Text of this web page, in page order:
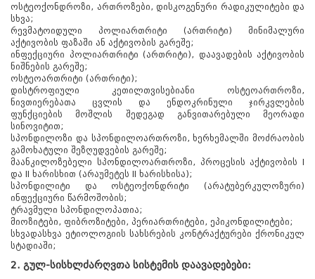
ოსტეოქონდროზი, ართროზები, დისკოგენური რადიკულიტები და
სხვა;
რევმატოიდული პოლიართრიტი (ართრიტი) მინიმალური
აქტივობის ფაზაში ან აქტივობის გარეშე;
ინფექციური პოლიართრიტი (ართრიტი), დაავადების აქტივობის
ნიშნების გარეშე;
ოსტეოართრიტი (ართრიტი);
დისტროფიული კეთილთვისებიანი ოსტეოართროზი,
ნივთიერებათა ცვლის და ენდოკრინული ჯირკვლების
ფუნქციების მოშლის შედეგად განვითარებული მეორადი
სინოვიტით;
სპონდილოზი და სპონდილოართროზი, ხერხემალში მოძრაობის
გამოხატული შეზღუდვების გარეშე;
მაანკილოზებელი სპონდილოართროზი, პროცესის აქტივობის I
და II ხარისხით (არაუმეტეს II ხარისხისა);
სპონდილიტი და ოსტეოქონდრიტი (არატუბერკულოზური)
ინფექციური წარმოშობის;
ტრავმული სპონდილოპათია;
მიოზიტები, ფიბროზიტები, პერიართრიტები, ეპიკონდილიტები;
სხვადასხვა ეტიოლოგიის სახსრების კონტრაქტურები ქრონიკულ
სტადიაში;
2. გულ-სისხლძარღვთა სისტემის დაავადებები: